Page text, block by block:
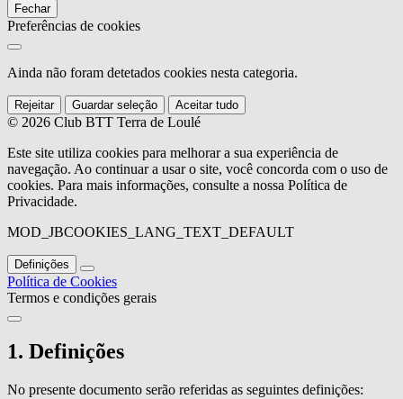
Fechar
Preferências de cookies
Ainda não foram detetados cookies nesta categoria.
Rejeitar Guardar seleção Aceitar tudo
© 2026 Club BTT Terra de Loulé
Este site utiliza cookies para melhorar a sua experiência de
navegação. Ao continuar a usar o site, você concorda com o uso de
cookies. Para mais informações, consulte a nossa Política de
Privacidade.
MOD_JBCOOKIES_LANG_TEXT_DEFAULT
Definições
Política de Cookies
Termos e condições gerais
1. Definições
No presente documento serão referidas as seguintes definições: